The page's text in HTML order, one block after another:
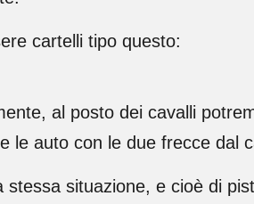
cartelli tipo questo:
al posto dei cavalli
le auto con le due frecce dal
stessa situazione, e cioè di